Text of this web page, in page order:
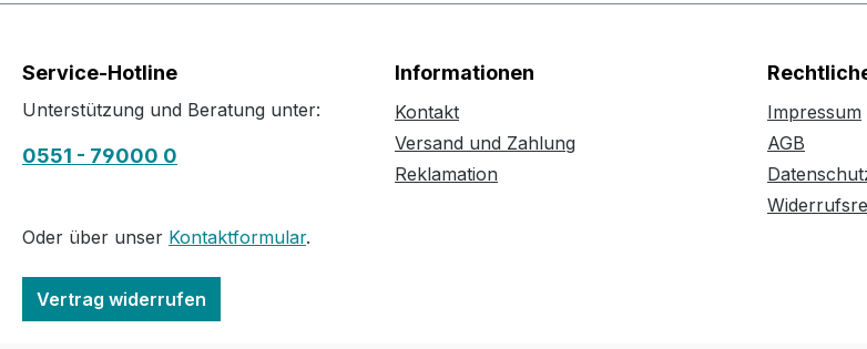
Service-Hotline
Unterstützung und Beratung unter:
0551 - 79000 0
Oder über unser Kontaktformular.
Vertrag widerrufen
Informationen
Kontakt
Versand und Zahlung
Reklamation
Impressum
AGB